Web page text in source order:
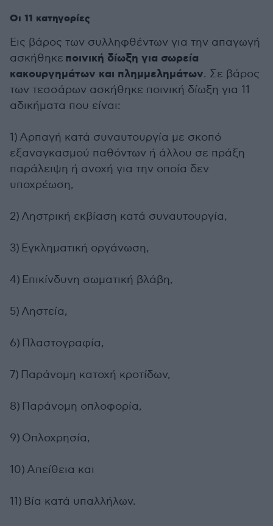
Οι 11 κατηγορίες
Εις βάρος των συλληφθέντων για την απαγωγή
ασκήθηκε ποινική δίωξη για σωρεία
κακουργημάτων και πλημμελημάτων. Σε βάρος
των τεσσάρων ασκήθηκε ποινική δίωξη για 11
αδικήματα που είναι:
1) Αρπαγή κατά συναυτουργία με σκοπό
εξαναγκασμού παθόντων ή άλλου σε πράξη
παράλειψη ή ανοχή για την οποία δεν
υποχρέωση,
2) Ληστρική εκβίαση κατά συναυτουργία,
3) Εγκληματική οργάνωση,
4) Επικίνδυνη σωματική βλάβη,
5) Ληστεία,
6) Πλαστογραφία,
7) Παράνομη κατοχή κροτίδων,
8) Παράνομη οπλοφορία,
9) Οπλοχρησία,
10) Απείθεια και
11) Βία κατά υπαλλήλων.